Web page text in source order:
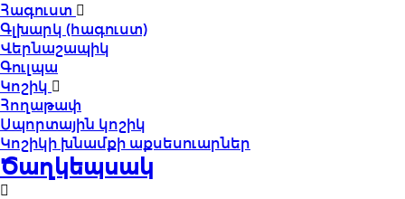
Հագուստ
Գլխարկ (հագուստ)
Վերնաշապիկ
Գուլպա
Կոշիկ
Հողաթափ
Սպորտային կոշիկ
Կոշիկի խնամքի աքսեսուարներ
Ծաղկեպսակ